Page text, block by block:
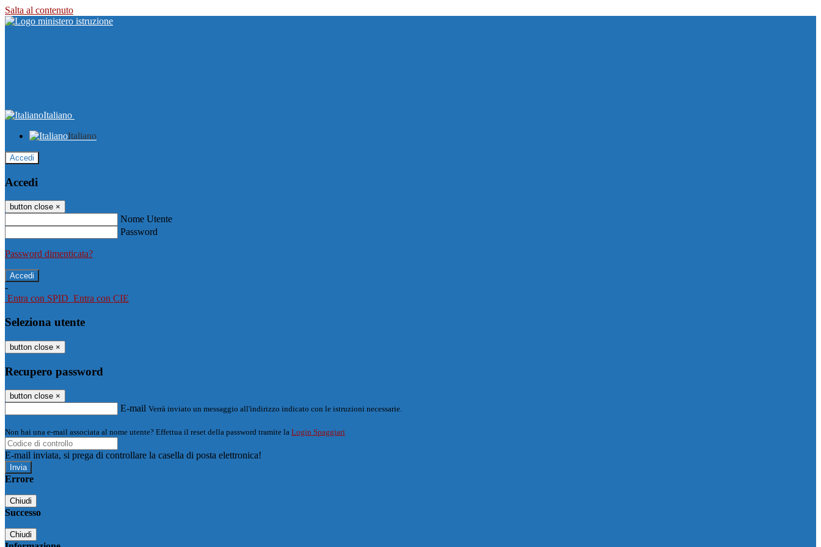
Salta al contenuto
Italiano
Italiano
Accedi
Accedi
button close ×
Nome Utente
Password
Password dimenticata?
-
Entra con SPID Entra con CIE
Seleziona utente
button close ×
Recupero password
button close ×
E-mail Verrà inviato un messaggio all'indirizzo indicato con le istruzioni necessarie.
Non hai una e-mail associata al nome utente? Effettua il reset della password tramite la Login Spaggiari
E-mail inviata, si prega di controllare la casella di posta elettronica!
Errore
Chiudi
Successo
Chiudi